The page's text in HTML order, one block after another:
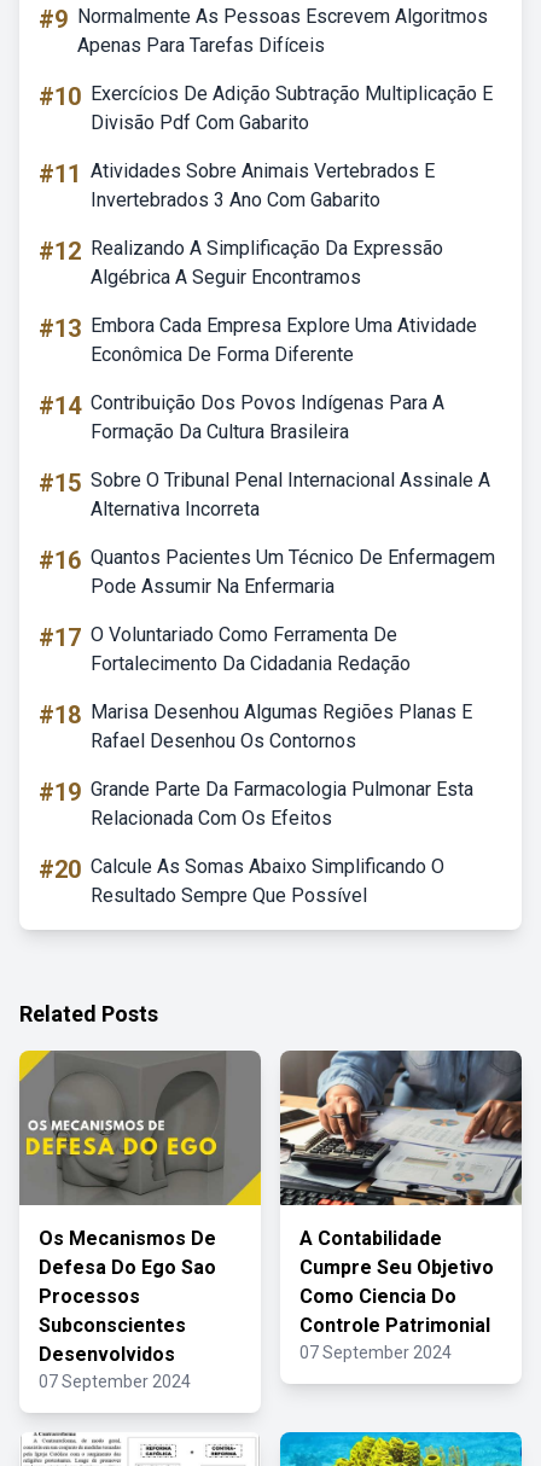
#9 Normalmente As Pessoas Escrevem Algoritmos
Apenas Para Tarefas Difíceis
#10 Exercícios De Adição Subtração Multiplicação E
Divisão Pdf Com Gabarito
#11 Atividades Sobre Animais Vertebrados E
Invertebrados 3 Ano Com Gabarito
#12 Realizando A Simplificação Da Expressão
Algébrica A Seguir Encontramos
#13 Embora Cada Empresa Explore Uma Atividade
Econômica De Forma Diferente
#14 Contribuição Dos Povos Indígenas Para A
Formação Da Cultura Brasileira
#15 Sobre O Tribunal Penal Internacional Assinale A
Alternativa Incorreta
#16 Quantos Pacientes Um Técnico De Enfermagem
Pode Assumir Na Enfermaria
#17 O Voluntariado Como Ferramenta De
Fortalecimento Da Cidadania Redação
#18 Marisa Desenhou Algumas Regiões Planas E
Rafael Desenhou Os Contornos
#19 Grande Parte Da Farmacologia Pulmonar Esta
Relacionada Com Os Efeitos
#20 Calcule As Somas Abaixo Simplificando O
Resultado Sempre Que Possível
Related Posts
Os Mecanismos De
Defesa Do Ego Sao
Processos
Subconscientes
Desenvolvidos
07 September 2024
A Contabilidade
Cumpre Seu Objetivo
Como Ciencia Do
Controle Patrimonial
07 September 2024